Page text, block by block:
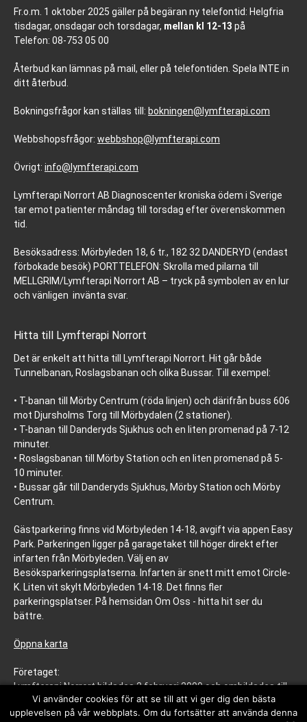
Fr.o.m. 1 oktober 2025 gäller på begäran ny telefontid: Helgfria
tisdagar, onsdagar och torsdagar, mellan kl 12-13 på
Telefon: 08-753 05 00
Återbud kan lämnas på mail, eller på telefontiden. Spela INTE in
ditt återbud.
Bokningsfrågor kan ställas till: bokningen@lymfterapi.com
Webbshopsfrågor: webbshop@lymfterapi.com
Övrigt: info@lymfterapi.com
Lymfterapi Norrort AB Diagnoscenter kroniska ödem i Sverige
tar emot patienter måndag till torsdag efter överenskommen
tid.
Besöksadress: Mörbyleden 18, 6 tr., 182 32 DANDERYD (endast
förbokade besök) PORTTELEFON: Skrolla med pilarna till
MELLGRIM/Lymfterapi Norrort AB – tryck på symbolen av en lur
och vänligen invänta svar.
Hitta till Lymfterapi Norrort
Det är enkelt att hitta till Lymfterapi Norrort. Hit går både
Tunnelbanan, Roslagsbanan och olika Bussar. Till exempel:
• T-banan till Mörby Centrum (röda linjen) och därifrån buss 606
mot Djursholms Torg till Mörbydalen (2 stationer).
• T-banan till Danderyds Sjukhus och en liten promenad på 7-12
minuter.
• Roslagsbanan till Mörby Station och en liten promenad på 5-
10 minuter.
• Bussar går till Danderyds Sjukhus, Mörby Station och Mörby
Centrum.
Gästparkering finns vid Mörbyleden 14-18, avgift via appen Easy
Park. Parkeringen ligger på garagetaket till höger direkt efter
infarten från Mörbyleden. Välj en av
Besöksparkeringsplatserna. Infarten är snett mitt emot Circle-
K. Liten vit skylt Mörbyleden 14-18. Det finns fler
parkeringsplatser. På hemsidan Om Oss - hitta hit ser du
bättre.
Öppna karta
Företaget:
Lymfterapi Norrort bildades 2 februari 2009 och ombildades till
aktiebolag 5 april 2022. Registreringsadress är:
Ekonomiavdelning (ej besöksadress): Mörbyleden 22, 8 tr., 182
Vi använder cookies för att se till att vi ger dig den bästa
upplevelsen på vår webbplats. Om du fortsätter att använda denna